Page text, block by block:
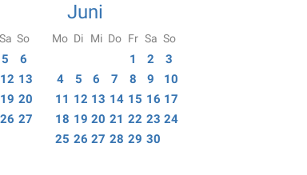
Sa So
5
6
12 13
19 20
26 27
Juni
Mo Di Mi Do Fr Sa So
1 2
3
4
5 6 7 8 9
10
11 12 13 14 15 16 17
18 19 20 21 22 23 24
25 26 27 28 29 30